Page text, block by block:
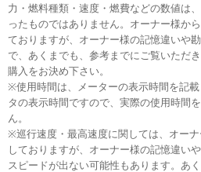
力・燃料種類・速度・燃費などの数値は
ったものではありません。オーナー様か
ておりますが、オーナー様の記憶違いや
で、あくまでも、参考までにご覧いただ
購入をお決め下さい。
※使用時間は、メーターの表示時間を記
タの表示時間ですので、実際の使用時間
ん。
※巡行速度・最高速度に関しては、オー
しておりますが、オーナー様の記憶違い
スピードが出ない可能性もあります。あ